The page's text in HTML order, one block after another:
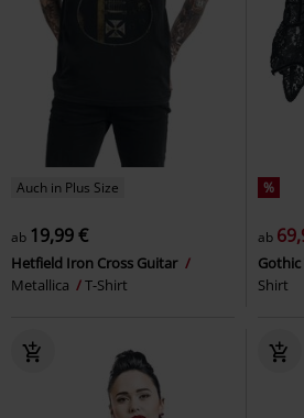
Auch in Plus Size
ab 19,99 €
Hetfield Iron Cross Guitar
Metallica
T-Shirt
%
ab
Shirt